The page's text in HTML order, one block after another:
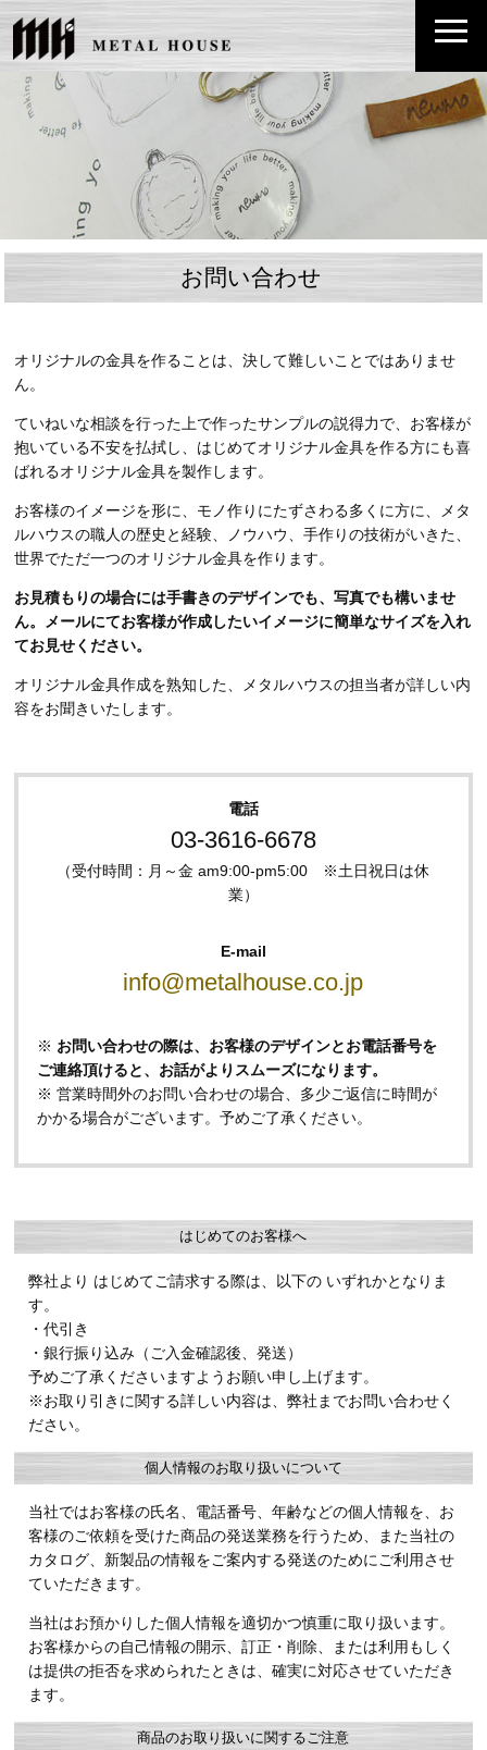
お問い合わせ
オリジナルの金具を作ることは、決して難しいことではありませ
ん。
ていねいな相談を行った上で作ったサンプルの説得力で、お客様が
抱いている不安を払拭し、はじめてオリジナル金具を作る方にも喜
ばれるオリジナル金具を製作します。
お客様のイメージを形に、モノ作りにたずさわる多くに方に、メタ
ルハウスの職人の歴史と経験、ノウハウ、手作りの技術がいきた、
世界でただ一つのオリジナル金具を作ります。
お見積もりの場合には手書きのデザインでも、写真でも構いませ
ん。メールにてお客様が作成したいイメージに簡単なサイズを入れ
てお見せください。
オリジナル金具作成を熟知した、メタルハウスの担当者が詳しい内
容をお聞きいたします。
電話
03-3616-6678
（受付時間：月～金 am9:00-pm5:00 ※土日祝日は休
業）
E-mail
info@metalhouse.co.jp
※ お問い合わせの際は、お客様のデザインとお電話番号を
ご連絡頂けると、お話がよりスムーズになります。
※ 営業時間外のお問い合わせの場合、多少ご返信に時間が
かかる場合がございます。予めご了承ください。
はじめてのお客様へ
弊社より はじめてご請求する際は、以下の いずれかとなりま
す。
・代引き
・銀行振り込み（ご入金確認後、発送）
予めご了承くださいますようお願い申し上げます。
※お取り引きに関する詳しい内容は、弊社までお問い合わせく
ださい。
個人情報のお取り扱いについて
当社ではお客様の氏名、電話番号、年齢などの個人情報を、お
客様のご依頼を受けた商品の発送業務を行うため、また当社の
カタログ、新製品の情報をご案内する発送のためにご利用させ
ていただきます。
当社はお預かりした個人情報を適切かつ慎重に取り扱います。
お客様からの自己情報の開示、訂正・削除、または利用もしく
は提供の拒否を求められたときは、確実に対応させていただき
ます。
商品のお取り扱いに関するご注意